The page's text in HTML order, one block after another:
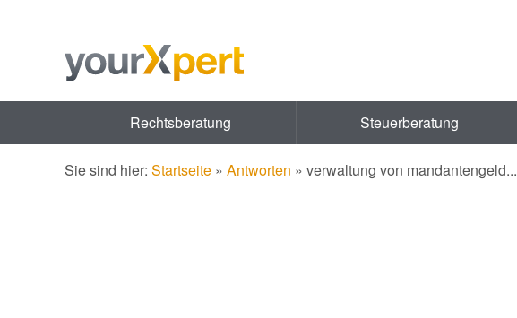
Rechtsberatung Steuerberatung
Sie sind hier: Startseite » Antworten » verwaltung von mandantengeld...